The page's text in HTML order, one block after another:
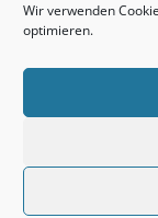
Wir verwenden
optimieren.